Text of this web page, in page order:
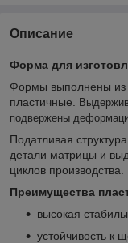
Описание
Форма для
Формы выполнены из
пластичные.
В
подвержены
Податливая
детали матрицы и
циклов производства.
Преимущества
высокая
устойчивость к